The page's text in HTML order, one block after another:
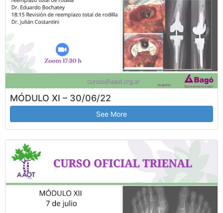
MÓDULO XI – 30/06/22
See More